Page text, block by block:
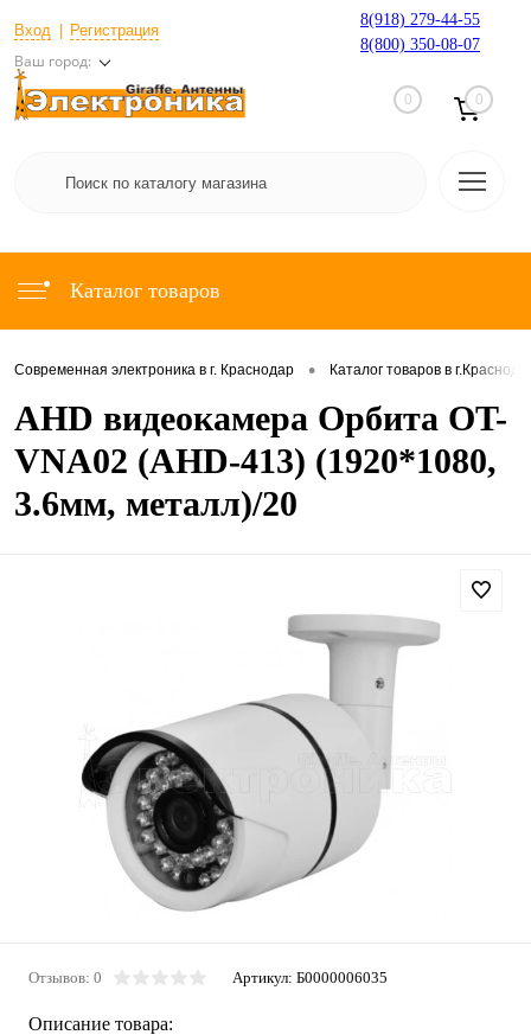
Вход Регистрация
Ваш город:
8(918) 279-44-55
8(800) 350-08-07
0 0
Каталог товаров
Современная электроника в г. Краснодар • Каталог товаров в
AHD видеокамера Орбита OT-
VNA02 (AHD-413) (1920*1080,
3.6мм, металл)/20
Отзывов: 0 Артикул: Б0000006035
Описание товара: